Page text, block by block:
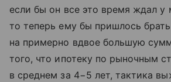
если бы он все это время ждал у
то теперь ему бы пришлось
на примерно вдвое большую
того, что ипотеку по рыночным
в среднем за 4−5 лет, тактика